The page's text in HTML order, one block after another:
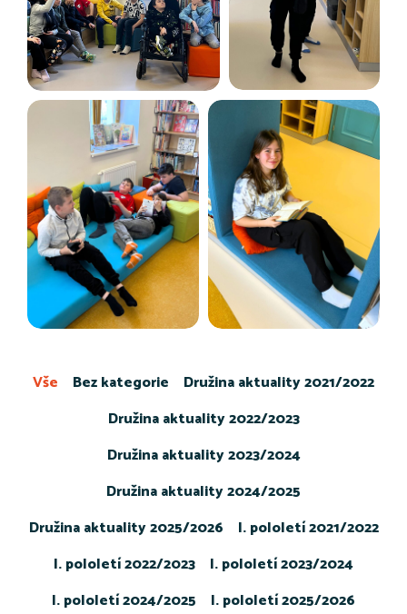
Bez kategorie
Družina aktuality 2021/2022
Družina aktuality 2022/2023
Družina aktuality 2023/2024
Družina aktuality 2024/2025
Družina aktuality 2025/2026
I. pololetí 2021/2022
I. pololetí 2022/2023
I. pololetí 2023/2024
I. pololetí 2024/2025
I. pololetí 2025/2026
Vše